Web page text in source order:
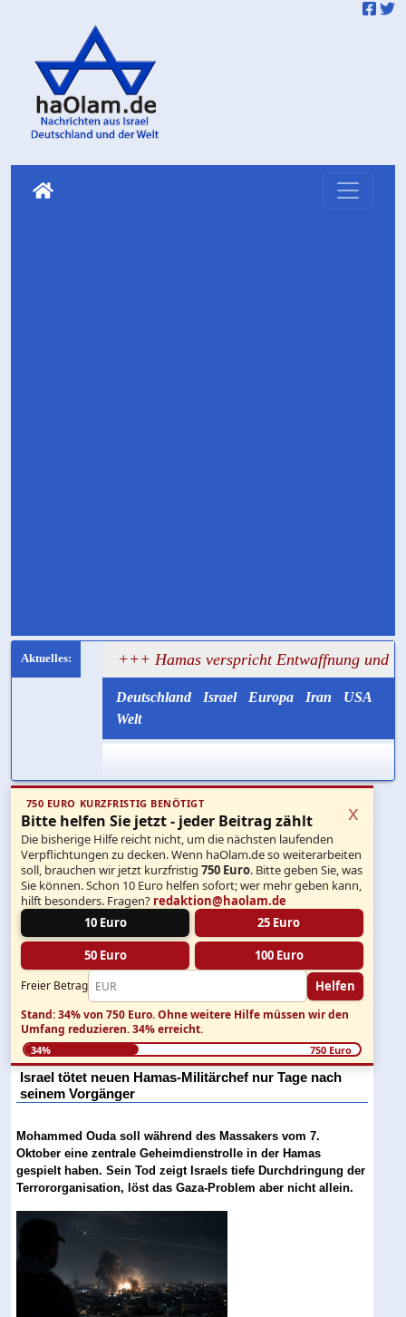
+++ Hamas verspricht Entwaffnung und ruft
Deutschland Israel Europa Iran
USA
Welt
750 EURO KURZFRISTIG BENÖTIGT
Bitte helfen Sie jetzt - jeder Beitrag zählt
Die bisherige Hilfe reicht nicht, um die nächsten laufenden
Verpflichtungen zu decken. Wenn haOlam.de so weiterarbeiten
soll, brauchen wir jetzt kurzfristig750 Euro. Bitte geben Sie, was
Sie können. Schon 10 Euro helfen sofort; wer mehr geben kann,
hilft besonders. Fragen? redaktion@haolam.de
10 Euro
25 Euro
50 Euro 100 Euro
Freier Betrag Helfen
x
Stand: 34% von 750 Euro.Ohne weitere Hilfe müssen wir den
Umfang reduzieren.34% erreicht.
34% 750 Euro
Israel tötet neuen Hamas-Militärchef nur Tage nach
seinem Vorgänger
Mohammed Ouda soll während des Massakers vom 7.
Oktober eine zentrale Geheimdienstrolle in der Hamas
gespielt haben. Sein Tod zeigt Israels tiefe Durchdringung der
Terrororganisation, löst das Gaza-Problem aber nicht allein.